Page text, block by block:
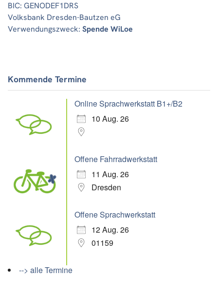
BIC: GENODEF1DRS
Volksbank Dresden-Bautzen eG
Verwendungszweck: Spende WiLoe
Kommende Termine
Online Sprachwerkstatt B1+/B2
10 Aug. 26
Offene Fahrradwerkstatt
11 Aug. 26
Dresden
Offene Sprachwerkstatt
12 Aug. 26
01159
--> alle Termine